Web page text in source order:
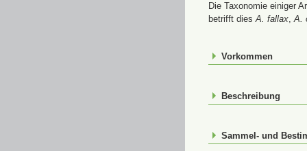
Die Taxonomie einiger
betrifft diesA. fallax,A.
Vorkommen
Beschreibung
Sammel- und